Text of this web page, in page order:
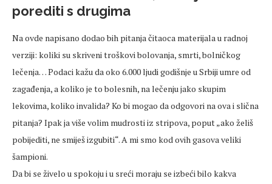
porediti s drugima
Na ovde napisano dodao bih pitanja čitaoca materijala u radnoj
verziji: koliki su skriveni troškovi bolovanja, smrti, bolničkog
lečenja… Podaci kažu da oko 6.000 ljudi godišnje u Srbiji umre od
zagađenja, a koliko je to bolesnih, na lečenju jako skupim
lekovima, koliko invalida? Ko bi mogao da odgovori na ova i slična
pitanja? Ipak ja više volim mudrosti iz stripova, poput „ako želiš
pobijediti, ne smiješ izgubiti“. A mi smo kod ovih gasova veliki
šampioni.
Da bi se živelo u spokoju i u sreći moraju se izbeći bilo kakva